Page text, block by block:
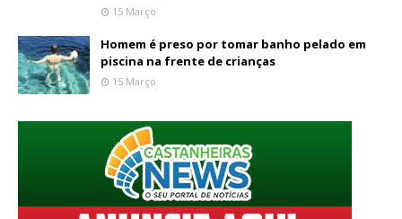
15 Março
Homem é preso por tomar banho pelado em
piscina na frente de crianças
15 Março